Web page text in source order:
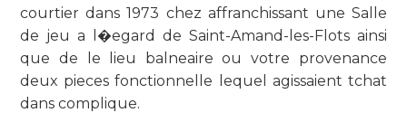
courtier dans 1973 chez affranchissant une Salle
de jeu a l�egard de Saint-Amand-les-Flots ainsi
que de le lieu balneaire ou votre provenance
deux pieces fonctionnelle lequel agissaient tchat
dans complique.